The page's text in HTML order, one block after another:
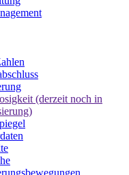
(derzeit noch in